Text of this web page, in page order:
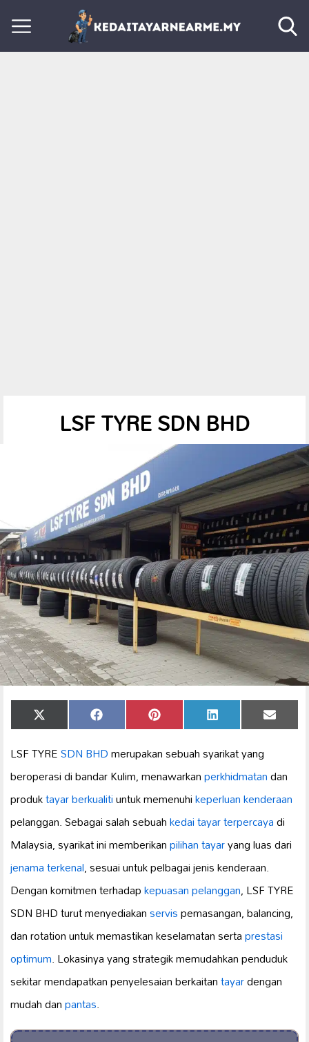
LSF TYRE SDN BHD
Share
on
X
(Twitter)
Share
on
Facebook Share
on
Pinterest Share
on
LinkedIn Share
on
Email
LSF TYRESDN BHDmerupakan sebuah syarikat yang
beroperasi di bandar Kulim, menawarkanperkhidmatandan
produktayar berkualitiuntuk memenuhikeperluan kenderaan
pelanggan. Sebagai salah sebuahkedai tayar terpercayadi
Malaysia, syarikat ini memberikanpilihan tayaryang luas dari
jenama terkenal, sesuai untuk pelbagai jenis kenderaan.
Dengan komitmen terhadapkepuasan pelanggan, LSF TYRE
SDN BHD turut menyediakanservispemasangan, balancing,
dan rotation untuk memastikan keselamatan sertaprestasi
optimum. Lokasinya yang strategik memudahkan penduduk
sekitar mendapatkan penyelesaian berkaitantayardengan
mudah danpantas.